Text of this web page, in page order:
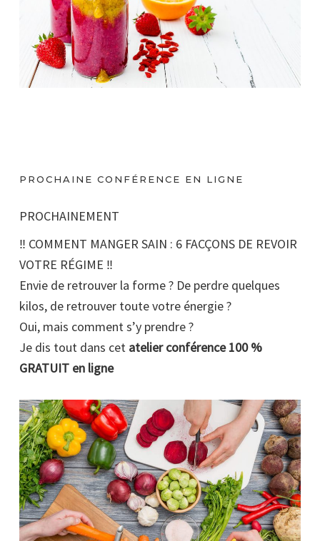
PROCHAINE CONFÉRENCE EN LIGNE
PROCHAINEMENT
‼️ COMMENT MANGER SAIN : 6 FACÇONS DE REVOIR
VOTRE RÉGIME ‼️
Envie de retrouver la forme ? De perdre quelques
kilos, de retrouver toute votre énergie ?
Oui, mais comment s’y prendre ?
Je dis tout dans cet atelier conférence 100 %
GRATUIT en ligne